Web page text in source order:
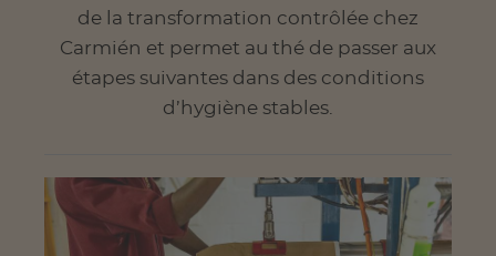
de la transformation contrôlée chez
Carmién et permet au thé de passer aux
étapes suivantes dans des conditions
d’hygiène stables.